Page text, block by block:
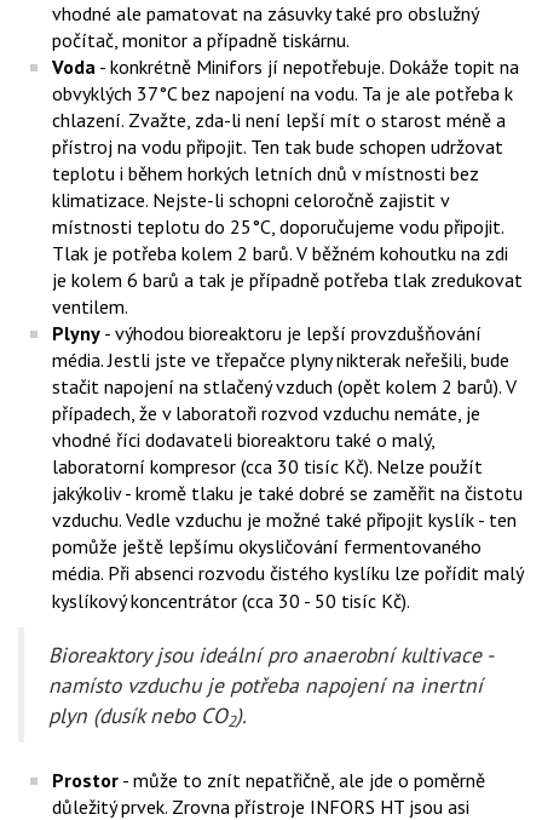
vhodné ale pamatovat na zásuvky také pro obslužný
počítač, monitor a případně tiskárnu.
Voda - konkrétně Minifors jí nepotřebuje. Dokáže topit na
obvyklých 37°C bez napojení na vodu. Ta je ale potřeba k
chlazení. Zvažte, zda-li není lepší mít o starost méně a
přístroj na vodu připojit. Ten tak bude schopen udržovat
teplotu i během horkých letních dnů v místnosti bez
klimatizace. Nejste-li schopni celoročně zajistit v
místnosti teplotu do 25°C, doporučujeme vodu připojit.
Tlak je potřeba kolem 2 barů. V běžném kohoutku na zdi
je kolem 6 barů a tak je případně potřeba tlak zredukovat
ventilem.
Plyny - výhodou bioreaktoru je lepší provzdušňování
média. Jestli jste ve třepačce plyny nikterak neřešili, bude
stačit napojení na stlačený vzduch (opět kolem 2 barů). V
případech, že v laboratoři rozvod vzduchu nemáte, je
vhodné říci dodavateli bioreaktoru také o malý,
laboratorní kompresor (cca 30 tisíc Kč). Nelze použít
jakýkoliv - kromě tlaku je také dobré se zaměřit na čistotu
vzduchu. Vedle vzduchu je možné také připojit kyslík - ten
pomůže ještě lepšímu okysličování fermentovaného
média. Při absenci rozvodu čistého kyslíku lze pořídit malý
kyslíkový koncentrátor (cca 30 - 50 tisíc Kč).
Bioreaktory jsou ideální pro anaerobní kultivace -
namísto vzduchu je potřeba napojení na inertní
plyn (dusík nebo CO2).
Prostor - může to znít nepatřičně, ale jde o poměrně
důležitý prvek. Zrovna přístroje INFORS HT jsou asi